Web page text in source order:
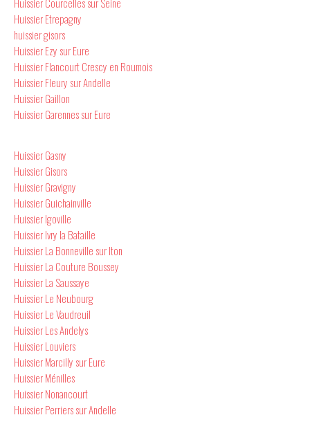
Huissier Etrepagny
huissier gisors
Huissier Ezy sur Eure
Huissier Flancourt Crescy en Roumois
Huissier Fleury sur Andelle
Huissier Gaillon
Huissier Garennes sur Eure
Huissier Gasny
Huissier Gisors
Huissier Gravigny
Huissier Guichainville
Huissier Igoville
Huissier Ivry la Bataille
Huissier La Bonneville sur Iton
Huissier La Couture Boussey
Huissier La Saussaye
Huissier Le Neubourg
Huissier Le Vaudreuil
Huissier Les Andelys
Huissier Louviers
Huissier Marcilly sur Eure
Huissier Ménilles
Huissier Nonancourt
Huissier Perriers sur Andelle